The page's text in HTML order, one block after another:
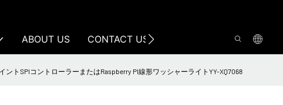
ABOUT US CONTACT US
イントSPIコントローラーまたはRaspberry PI線形ワッシャーライトYY-XQ7068